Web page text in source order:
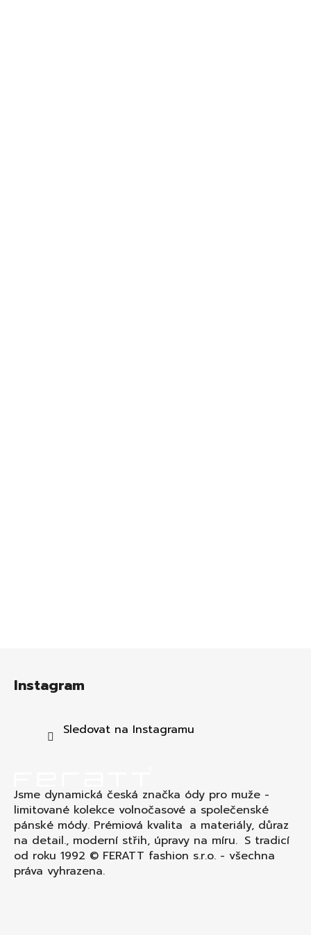
Instagram
Sledovat na Instagramu
Jsme dynamická česká značka ódy pro muže -
limitované kolekce volnočasové a společenské
pánské módy. Prémiová kvalita a materiály, důraz
na detail., moderní střih, úpravy na míru. S tradicí
od roku 1992 © FERATT fashion s.r.o. - všechna
práva vyhrazena.